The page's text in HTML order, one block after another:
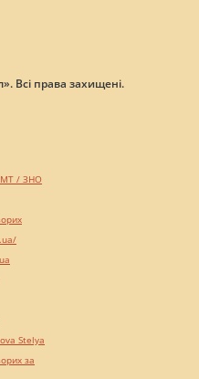
Всі права захищені.
/ ЗНО
Stelya
за